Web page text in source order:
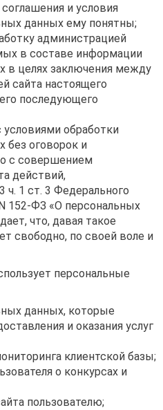
и условия
данных ему понятны;
администрацией
в составе информации
в целях заключения между
сайта настоящего
последующего
обработки
без оговорок и
с совершением
действий,
ч. 1 ст. 3 Федерального
152-ФЗ «О персональных
что, давая такое
свободно, по своей воле и
персональные
данных, которые
и оказания услуг
клиентской базы;
о конкурсах и
пользователю;